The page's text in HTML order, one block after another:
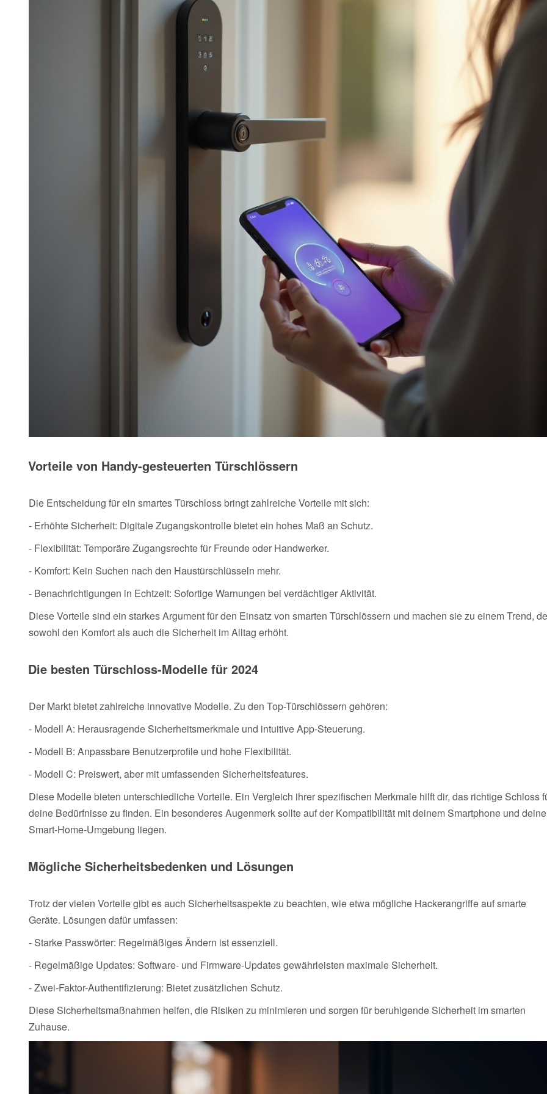
Vorteile von Handy-gesteuerten Türschlössern
Die Entscheidung für ein smartes Türschloss bringt zahlreiche Vorteile mit sich:
- Erhöhte Sicherheit: Digitale Zugangskontrolle bietet ein hohes Maß an Schutz.
- Flexibilität: Temporäre Zugangsrechte für Freunde oder Handwerker.
- Komfort: Kein Suchen nach den Haustürschlüsseln mehr.
- Benachrichtigungen in Echtzeit: Sofortige Warnungen bei verdächtiger Aktivität.
Diese Vorteile sind ein starkes Argument für den Einsatz von smarten Türschlössern und machen sie zu einem Trend,
sowohl den Komfort als auch die Sicherheit im Alltag erhöht.
Die besten Türschloss-Modelle für 2024
Der Markt bietet zahlreiche innovative Modelle. Zu den Top-Türschlössern gehören:
- Modell A: Herausragende Sicherheitsmerkmale und intuitive App-Steuerung.
- Modell B: Anpassbare Benutzerprofile und hohe Flexibilität.
- Modell C: Preiswert, aber mit umfassenden Sicherheitsfeatures.
Diese Modelle bieten unterschiedliche Vorteile. Ein Vergleich ihrer spezifischen Merkmale hilft dir, das richtige Schloss
deine Bedürfnisse zu finden. Ein besonderes Augenmerk sollte auf der Kompatibilität mit deinem Smartphone und
Smart-Home-Umgebung liegen.
Mögliche Sicherheitsbedenken und Lösungen
Trotz der vielen Vorteile gibt es auch Sicherheitsaspekte zu beachten, wie etwa mögliche Hackerangriffe auf smarte
Geräte. Lösungen dafür umfassen:
- Starke Passwörter: Regelmäßiges Ändern ist essenziell.
- Regelmäßige Updates: Software- und Firmware-Updates gewährleisten maximale Sicherheit.
- Zwei-Faktor-Authentifizierung: Bietet zusätzlichen Schutz.
Diese Sicherheitsmaßnahmen helfen, die Risiken zu minimieren und sorgen für beruhigende Sicherheit im smarten
Zuhause.